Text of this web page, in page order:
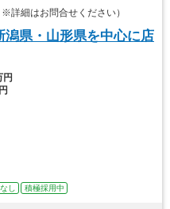
細はお問合せください）
県・山形県を中心に店
円
し 積極採用中